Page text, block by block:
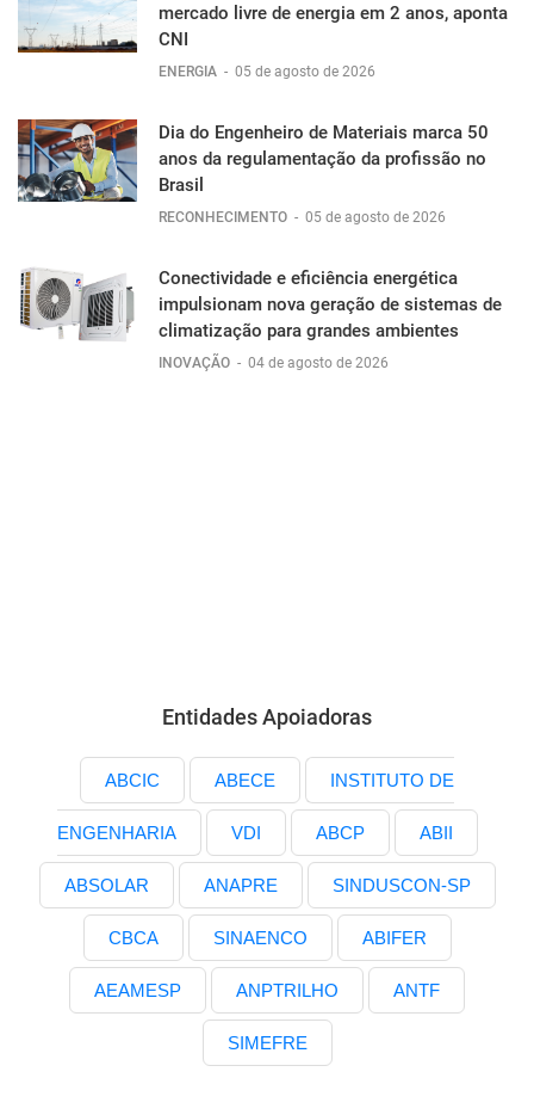
mercado livre de energia em 2 anos, aponta
CNI
ENERGIA - 05 de agosto de 2026
Dia do Engenheiro de Materiais marca 50
anos da regulamentação da profissão no
Brasil
RECONHECIMENTO - 05 de agosto de 2026
Conectividade e eficiência energética
impulsionam nova geração de sistemas de
climatização para grandes ambientes
INOVAÇÃO - 04 de agosto de 2026
Entidades Apoiadoras
ABCIC ABECE INSTITUTO DE
ENGENHARIA VDI ABCP ABII
ABSOLAR ANAPRE SINDUSCON-SP
CBCA SINAENCO ABIFER
AEAMESP ANPTRILHO ANTF
SIMEFRE